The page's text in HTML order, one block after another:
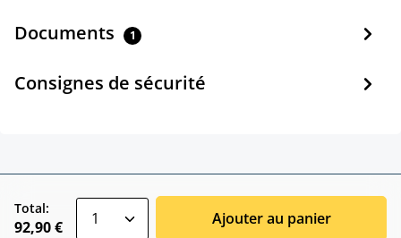
Documents 1
Consignes de sécurité
Total:
92,90 € Ajouter au panier